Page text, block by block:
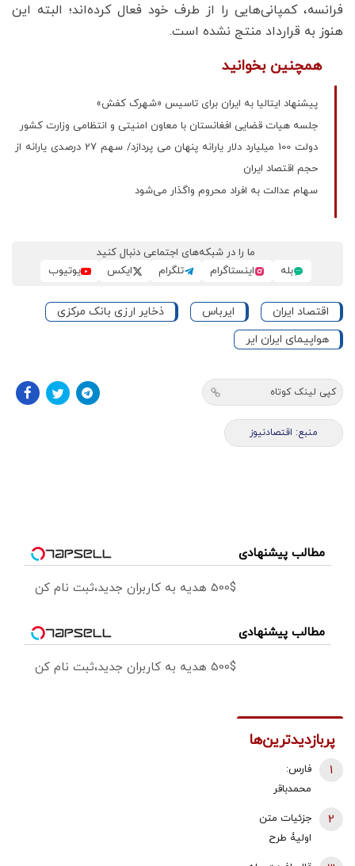
فرانسه، کمپانی‌هایی را از طرف خود فعال کرده‌اند؛ البته این
هنوز به قرارداد منتج نشده است.
همچنین بخوانید
پیشنهاد ایتالیا به ایران برای تاسیس «شهرک کفش»
جلسه هیات قضایی افغانستان با معاون امنیتی و انتظامی وزارت کشور
دولت 100 میلیارد دلار یارانه پنهان می پردازد/ سهم 27 درصدی یارانه از
حجم اقتصاد ایران
سهام عدالت به افراد محروم واگذار می‌شود
ما را در شبکه‌های اجتماعی دنبال کنید
بله
اینستاگرام تلگرام ایکس یوتیوب
اقتصاد ایران ایرباس
ذخایر ارزی بانک مرکزی
هواپیمای ایران ایر
کپی لینک کوتاه
منبع: اقتصادنیوز
مطالب پیشنهادی
500$ هدیه به کاربران جدید،ثبت نام کن
مطالب پیشنهادی
500$ هدیه به کاربران جدید،ثبت نام کن
پربازدیدترین‌ها
فارس:
محمدباقر
داد/ محسن
1
جزئیات متن
اولیۀ طرح
2